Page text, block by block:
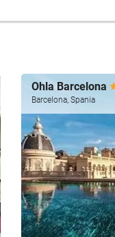
Ohla Barcelona
Barcelona, Spania